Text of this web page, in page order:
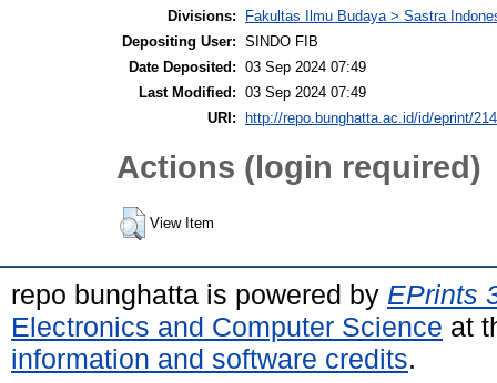
Divisions:
Fakultas Ilmu Budaya > Sastra
Depositing User: SINDO FIB
Date Deposited: 03 Sep 2024 07:49
Last Modified: 03 Sep 2024 07:49
URI:
http://repo.bunghatta.ac.id/id/eprint/
Actions (login required)
View Item
repo bunghatta is powered by EPrints
Electronics and Computer Science at
information and software credits.